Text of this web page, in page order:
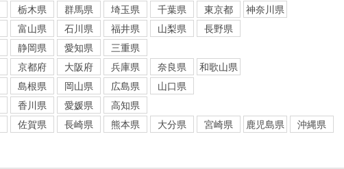
栃木県 群馬県 埼玉県 千葉県 東京都
神奈川県
富山県 石川県 福井県 山梨県
長野県
静岡県 愛知県
三重県
京都府 大阪府 兵庫県 奈良県
和歌山県
島根県 岡山県 広島県
山口県
香川県 愛媛県
高知県
佐賀県 長崎県 熊本県 大分県 宮崎県 鹿児島県 沖縄県